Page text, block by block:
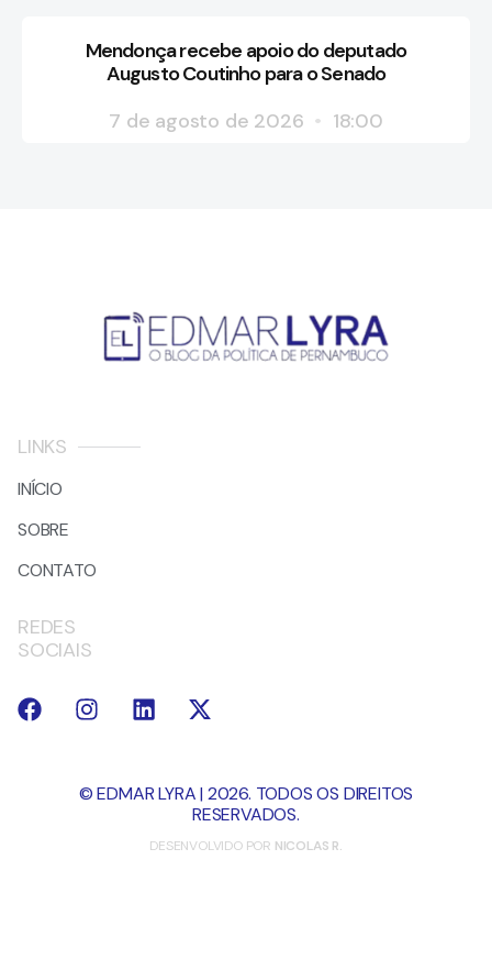
Mendonça recebe apoio do deputado
Augusto Coutinho para o Senado
7 de agosto de 2026
18:00
LINKS
INÍCIO
SOBRE
CONTATO
REDES
SOCIAIS
© EDMAR LYRA | 2026. TODOS OS DIREITOS
RESERVADOS.
DESENVOLVIDO POR NICOLAS R.